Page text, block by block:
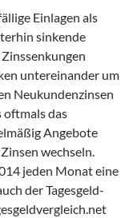
Einlagen als
sinkende
untereinander um
Neukundenzinsen
oftmals das
Angebote
wechseln.
jeden Monat eine
der Tagesgeld-